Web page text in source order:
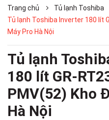
Trang chủ
Tủ lạnh Toshiba
Tủ lạnh Toshiba Inverter 180 lít
Máy Pro Hà Nội
Tủ lạnh
180 lít GR-
PMV(52) Kho
Hà Nội